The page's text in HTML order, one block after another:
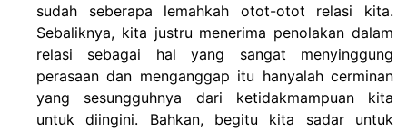
sudah seberapa lemahkah otot-otot relasi kita.
Sebaliknya, kita justru menerima penolakan dalam
relasi sebagai hal yang sangat menyinggung
perasaan dan menganggap itu hanyalah cerminan
yang sesungguhnya dari ketidakmampuan kita
untuk diingini. Bahkan, begitu kita sadar untuk